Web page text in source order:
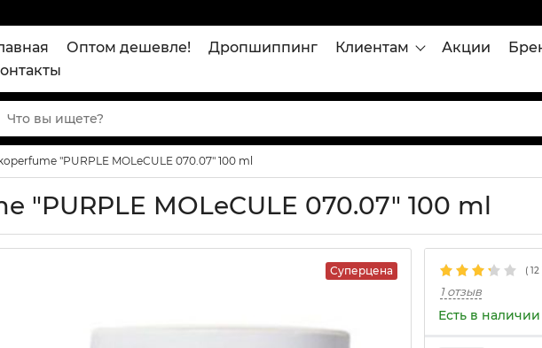
Оптом дешевле! Дропшиппинг Клиентам Акции
"PURPLE MOLeCULE 070.07" 100 ml
"PURPLE MOLeCULE 070.07" 100 ml
Суперцена ( 12
1 отзыв
Есть в наличии